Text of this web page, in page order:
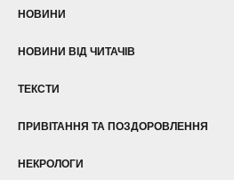
НОВИНИ
НОВИНИ ВІД ЧИТАЧІВ
ТЕКСТИ
ПРИВІТАННЯ ТА ПОЗДОРОВЛЕННЯ
НЕКРОЛОГИ